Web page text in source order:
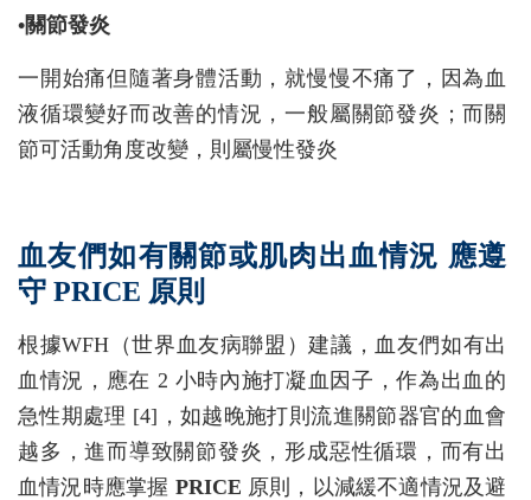
•關節發炎
一開始痛但隨著身體活動，就慢慢不痛了，因為血
液循環變好而改善的情況，一般屬關節發炎；而關
節可活動角度改變，則屬慢性發炎
血友們如有關節或肌肉出血情況 應遵
守 PRICE 原則
根據WFH（世界血友病聯盟）建議，血友們如有出
血情況，應在 2 小時內施打凝血因子，作為出血的
急性期處理 [4]，如越晚施打則流進關節器官的血會
越多，進而導致關節發炎，形成惡性循環，而有出
血情況時應掌握 PRICE 原則，以減緩不適情況及避